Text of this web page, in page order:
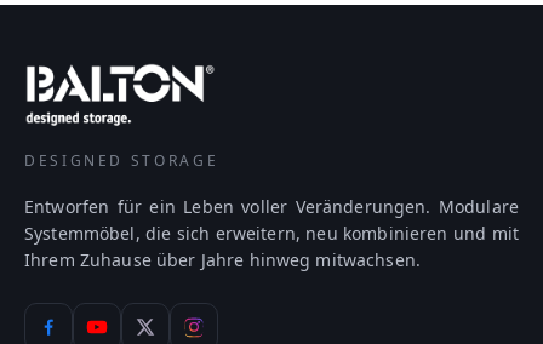
DESIGNED STORAGE
Entworfen für ein Leben voller Veränderungen. Modulare
Systemmöbel, die sich erweitern, neu kombinieren und mit
Ihrem Zuhause über Jahre hinweg mitwachsen.